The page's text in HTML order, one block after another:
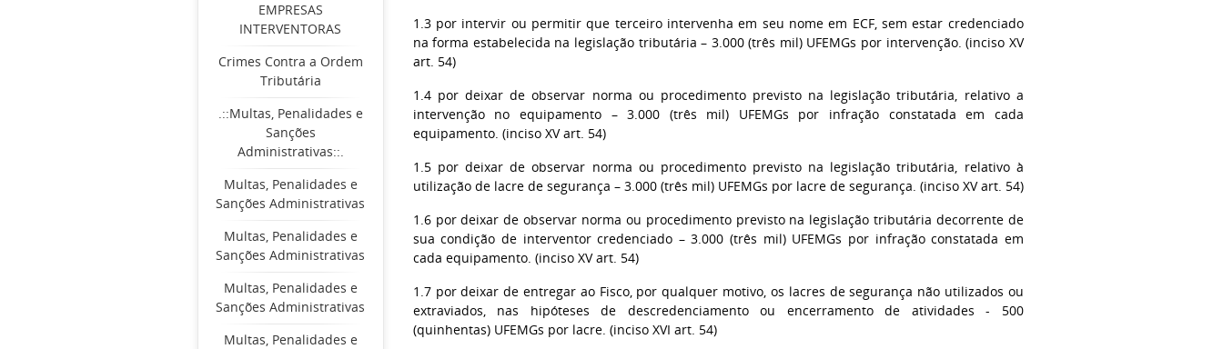
EMPRESAS
INTERVENTORAS
Crimes Contra a Ordem
Tributária
.::Multas, Penalidades e
Sanções
Administrativas::.
Multas, Penalidades e
Sanções Administrativas
Multas, Penalidades e
Sanções Administrativas
Multas, Penalidades e
Sanções Administrativas
Multas, Penalidades e
1.3 por intervir ou permitir que terceiro intervenha em seu nome em ECF, sem estar credenciado
na forma estabelecida na legislação tributária – 3.000 (três mil) UFEMGs por intervenção. (inciso XV
art. 54)
1.4 por deixar de observar norma ou procedimento previsto na legislação tributária, relativo a
intervenção no equipamento – 3.000 (três mil) UFEMGs por infração constatada em cada
equipamento. (inciso XV art. 54)
1.5 por deixar de observar norma ou procedimento previsto na legislação tributária, relativo à
utilização de lacre de segurança – 3.000 (três mil) UFEMGs por lacre de segurança. (inciso XV art. 54)
1.6 por deixar de observar norma ou procedimento previsto na legislação tributária decorrente de
sua condição de interventor credenciado – 3.000 (três mil) UFEMGs por infração constatada em
cada equipamento. (inciso XV art. 54)
1.7 por deixar de entregar ao Fisco, por qualquer motivo, os lacres de segurança não utilizados ou
extraviados, nas hipóteses de descredenciamento ou encerramento de atividades - 500
(quinhentas) UFEMGs por lacre. (inciso XVI art. 54)